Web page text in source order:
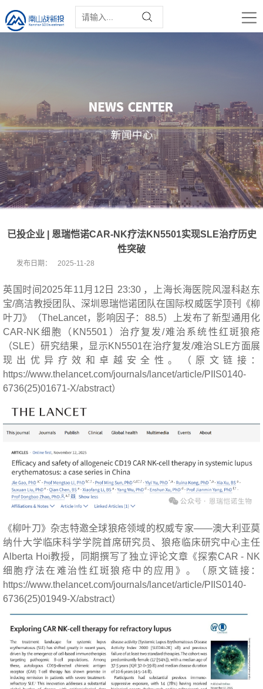
已投企业 | 恩瑞恺诺CAR-NK疗法KN5501实现SLE治疗历史
性突破
发布日期： 2025-11-28
英国时间2025年11月12日 23:30 ，上海长海医院风湿科赵东
宝/高洁教授团队、深圳恩瑞恺诺团队在国际权威医学顶刊《柳
叶刀》（TheLancet，影响因子：88.5）上发布了新型通用化
CAR-NK细胞（KN5501）治疗复发/难治系统性红斑狼疮
（SLE）研究结果，显示KN5501在治疗复发/难治SLE方面展
现出优异疗效和卓越安全性。（原文链接：
https://www.thelancet.com/journals/lancet/article/PIIS0140-
6736(25)01671-X/abstract）
《柳叶刀》杂志特邀全球狼疮领域的权威专家——澳大利亚莫
纳什大学临床科学学院首席研究员、狼疮临床研究中心主任
Alberta Hoi教授，同期撰写了独立评论文章《探索CAR - NK
细胞疗法在难治性红斑狼疮中的应用》。（原文链接：
https://www.thelancet.com/journals/lancet/article/PIIS0140-
6736(25)01949-X/abstract）